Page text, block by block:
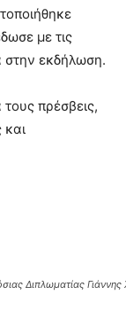
με τις
στην εκδήλωση.
πρέσβεις,
και
Διπλωματίας